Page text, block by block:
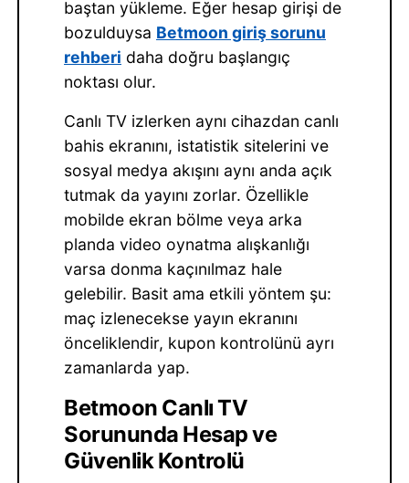
baştan yükleme. Eğer hesap girişi de
bozulduysa Betmoon giriş sorunu
rehberi daha doğru başlangıç
noktası olur.
Canlı TV izlerken aynı cihazdan canlı
bahis ekranını, istatistik sitelerini ve
sosyal medya akışını aynı anda açık
tutmak da yayını zorlar. Özellikle
mobilde ekran bölme veya arka
planda video oynatma alışkanlığı
varsa donma kaçınılmaz hale
gelebilir. Basit ama etkili yöntem şu:
maç izlenecekse yayın ekranını
önceliklendir, kupon kontrolünü ayrı
zamanlarda yap.
Betmoon Canlı TV
Sorununda Hesap ve
Güvenlik Kontrolü